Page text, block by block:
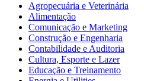
Agropecuária e Veterinária
Alimentação
Comunicação e Marketing
Construção e Engenharia
Contabilidade e Auditoria
Cultura, Esporte e Lazer
Educação e Treinamento